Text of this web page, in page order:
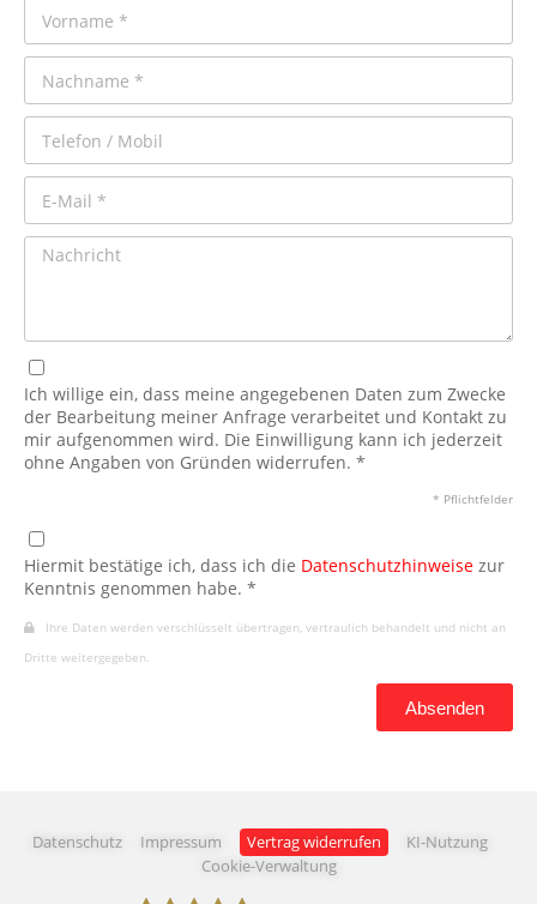
Datenschutz Impressum Vertrag widerrufen
KI-Nutzung
Cookie-Verwaltung
Ich willige ein, dass meine angegebenen Daten zum Zwecke
der Bearbeitung meiner Anfrage verarbeitet und Kontakt zu
mir aufgenommen wird. Die Einwilligung kann ich jederzeit
ohne Angaben von Gründen widerrufen. *
* Pflichtfelder
Hiermit bestätige ich, dass ich die Datenschutzhinweise zur
Kenntnis genommen habe. *
Ihre Daten werden verschlüsselt übertragen, vertraulich behandelt und nicht an
Dritte weitergegeben.
Absenden